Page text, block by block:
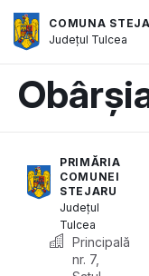
COMUNA
Județul Tulcea
PRIMĂRIA
COMUNEI
STEJARU
Județul
Tulcea
Principală
nr. 7,